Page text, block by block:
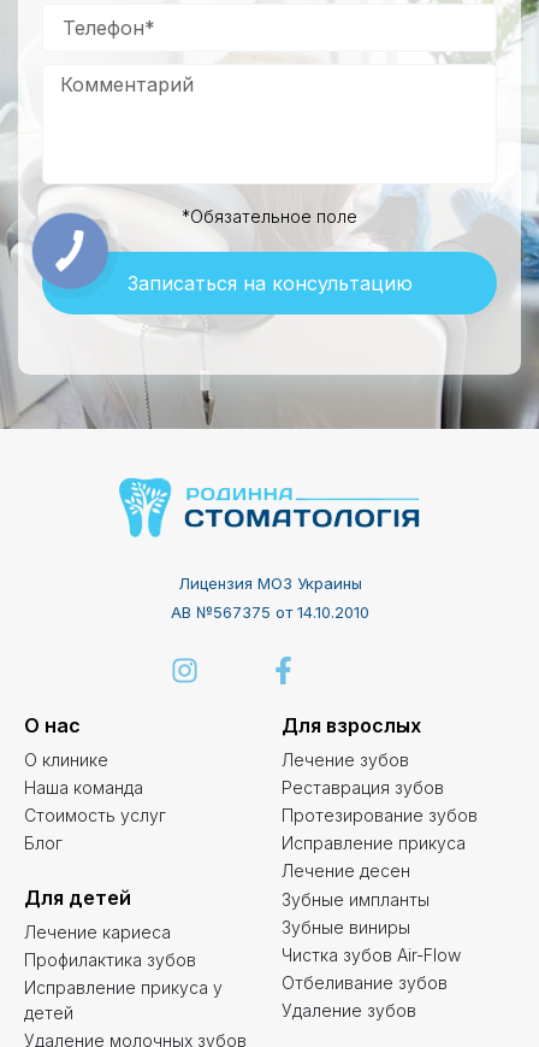
*Обязательное поле
Записаться на консультацию
Лицензия МОЗ Украины
АВ №567375 от 14.10.2010
О нас
О клинике
Наша команда
Стоимость услуг
Блог
Для взрослых
Лечение зубов
Реставрация зубов
Протезирование зубов
Исправление прикуса
Лечение десен
Зубные импланты
Зубные виниры
Чистка зубов Air-Flow
Отбеливание зубов
Удаление зубов
Для детей
Лечение кариеса
Профилактика зубов
Исправление прикуса у
детей
Удаление молочных зубов